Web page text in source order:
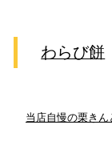
わらび餅
当店自慢の栗き